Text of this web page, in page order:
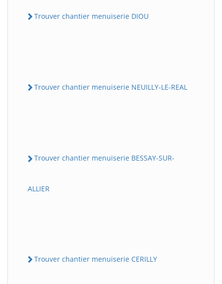
Trouver chantier menuiserie DIOU
Trouver chantier menuiserie NEUILLY-LE-REAL
Trouver chantier menuiserie BESSAY-SUR-
ALLIER
Trouver chantier menuiserie CERILLY